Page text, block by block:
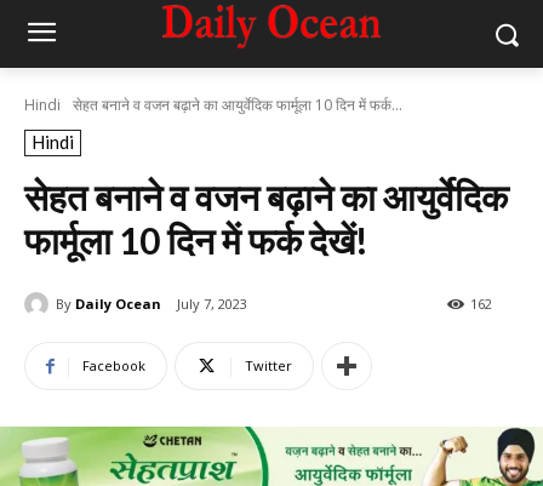
Hindi सेहत बनाने व वजन बढ़ाने का आयुर्वेदिक फार्मूला 10 दिन में फर्क...
Hindi
सेहत बनाने व वजन बढ़ाने का आयुर्वेदिक
फार्मूला 10 दिन में फर्क देखें!
By Daily Ocean July 7, 2023 162
Facebook Twitter